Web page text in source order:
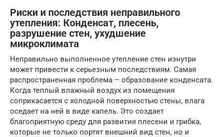
Риски и последствия неправильного
утепления: Конденсат, плесень,
разрушение стен, ухудшение
микроклимата
Неправильно выполненное утепление стен изнутри
может привести к серьезным последствиям. Самая
распространенная проблема – образование конденсата.
Когда теплый влажный воздух из помещения
соприкасается с холодной поверхностью стены, влага
оседает на ней в виде капель. Это создает
благоприятную среду для развития плесени и грибка,
которые не только портят внешний вид стен, но и